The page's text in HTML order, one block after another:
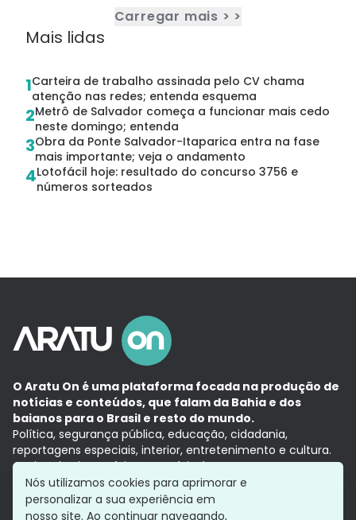
Carregar mais > >
Mais lidas
1Carteira de trabalho assinada pelo CV chama
atenção nas redes; entenda esquema
2Metrô de Salvador começa a funcionar mais cedo
neste domingo; entenda
3Obra da Ponte Salvador-Itaparica entra na fase
mais importante; veja o andamento
4Lotofácil hoje: resultado do concurso 3756 e
números sorteados
O Aratu On é uma plataforma focada na produção de
notícias e conteúdos, que falam da Bahia e dos
baianos para o Brasil e resto do mundo.
Política, segurança pública, educação, cidadania,
reportagens especiais, interior, entretenimento e cultura.
Aqui, tudo vira notícia e a notícia é no tempo presente,
com a credibilidade do Grupo Aratu.
Grupo Aratu
Política de privacidade
Nós utilizamos cookies para aprimorar e
personalizar a sua experiência em
nosso site. Ao continuar navegando,